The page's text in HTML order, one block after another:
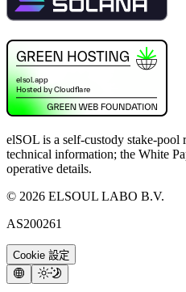
elSOL is a self-custody stake-pool
technical information; the White
operative details.
© 2026 ELSOUL LABO B.V.
AS200261
Cookie 設定